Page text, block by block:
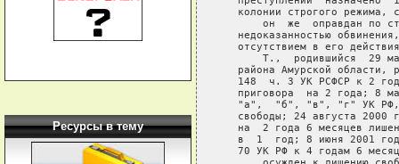
Ресурсы в тему